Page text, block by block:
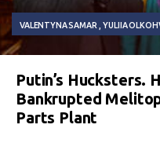
VALENTYNA SAMAR YULIIA
Putin’s Hucksters.
Bankrupted
Parts Plant